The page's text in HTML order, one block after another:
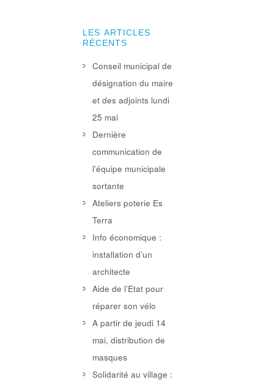
LES ARTICLES
RÉCENTS
Conseil municipal de
désignation du maire
et des adjoints lundi
25 mai
Dernière
communication de
l’équipe municipale
sortante
Ateliers poterie Es
Terra
Info économique :
installation d’un
architecte
Aide de l’Etat pour
réparer son vélo
A partir de jeudi 14
mai, distribution de
masques
Solidarité au village :